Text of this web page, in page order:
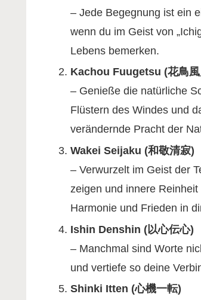
– Jede Begegnung ist ein
wenn du im Geist von
Lebens bemerken.
Kachou Fuugetsu (花鳥風
– Genieße die natürliche
Flüstern des Windes und
verändernde Pracht der
Wakei Seijaku (和敬清寂)
– Verwurzelt im Geist der
zeigen und innere
Harmonie und Frieden in
Ishin Denshin (以心伝心)
– Manchmal sind Worte
und vertiefe so deine
Shinki Itten (心機一転)